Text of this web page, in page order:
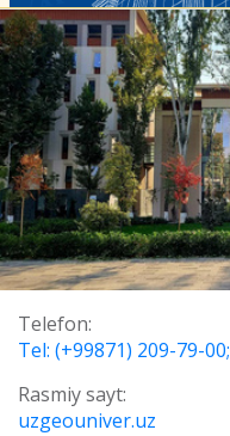
Telefon:
Tel: (+99871) 209-79-00;
Rasmiy sayt:
uzgeouniver.uz